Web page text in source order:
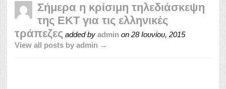
Σήμερα η κρίσιμη τηλεδιάσκεψη
της ΕΚΤ για τις ελληνικές
τράπεζες added by admin on 28 Ιουνίου, 2015
View all posts by admin →